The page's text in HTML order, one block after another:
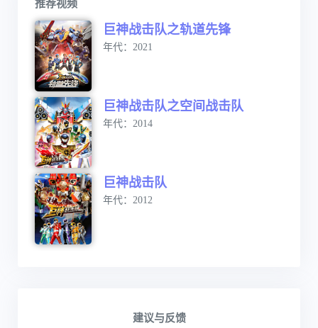
推荐视频
巨神战击队之轨道先锋
年代：2021
巨神战击队之空间战击队
年代：2014
巨神战击队
年代：2012
建议与反馈